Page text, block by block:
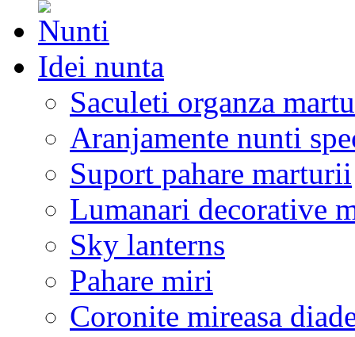
Idei nunta
Saculeti organza
Aranjamente nunti
Suport pahare marturii
Lumanari decorative
Sky lanterns
Pahare miri
Coronite mireasa